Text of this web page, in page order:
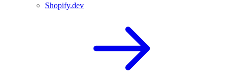
Shopify.dev